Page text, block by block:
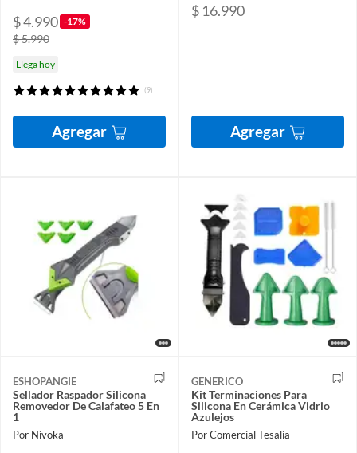
$ 4.990 -17%
$ 5.990
Llega hoy
(9)
Agregar
$ 16.990
Agregar
ESHOPANGIE
Sellador Raspador Silicona
Removedor De Calafateo 5 En
1
Por Nivoka
GENERICO
Kit Terminaciones Para
Silicona En Cerámica Vidrio
Azulejos
Por Comercial Tesalia